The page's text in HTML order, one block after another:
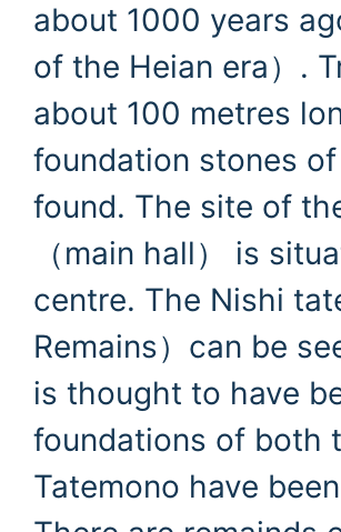
about 1000 years
of the Heian era）.
about 100 metres
foundation stones
found. The site of
（main hall） is
centre. The Nishi
Remains）can be
is thought to have
foundations of both
Tatemono have